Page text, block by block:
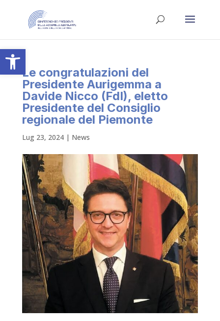
Apri la barra degli strumenti
Le congratulazioni del
Presidente Aurigemma a
Davide Nicco (FdI), eletto
Presidente del Consiglio
regionale del Piemonte
Lug 23, 2024| News